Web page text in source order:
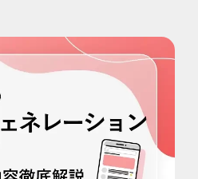
資料ダウンロード